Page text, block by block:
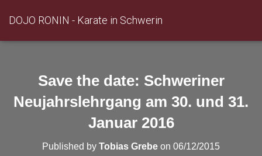
DOJO RONIN - Karate in Schwerin
Save the date: Schweriner
Neujahrslehrgang am 30. und 31.
Januar 2016
Published by Tobias Grebe on 06/12/2015